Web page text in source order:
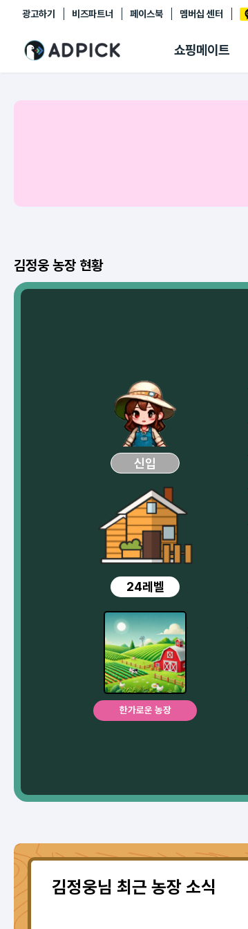
광고하기 비즈파트너 페이스북 멤버십 센터
쇼핑메이트
추천상품
쇼핑 에이전트
링크관리
김정웅 농장 현황
신입
24레벨
한가로운 농장
김정웅님 최근 농장 소식